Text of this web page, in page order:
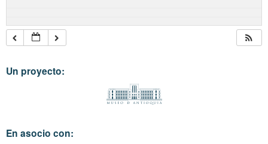
Un proyecto:
En asocio con: